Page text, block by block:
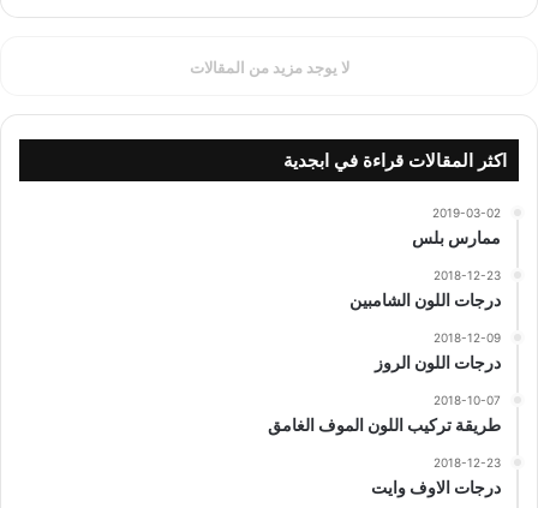
لا يوجد مزيد من المقالات
اكثر المقالات قراءة في ابجدية
2019-03-02
ممارس بلس
2018-12-23
درجات اللون الشامبين
2018-12-09
درجات اللون الروز
2018-10-07
طريقة تركيب اللون الموف الغامق
2018-12-23
درجات الاوف وايت